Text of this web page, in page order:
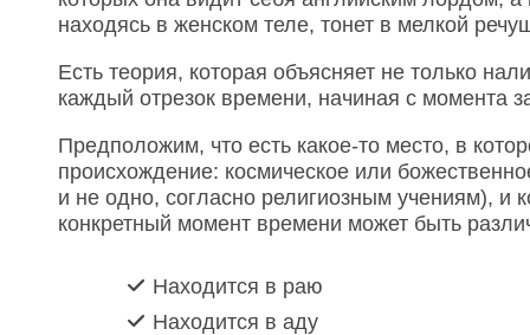
находясь в женском теле, тонет в мелкой
Есть теория, которая объясняет не только
каждый отрезок времени, начиная с момента
Предположим, что есть какое-то место, в
происхождение: космическое или
и не одно, согласно религиозным учениям), и
конкретный момент времени может быть
Находится в раю
Находится в аду